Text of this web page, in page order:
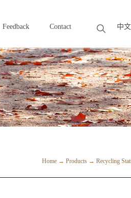
中
Feedback
Feedback
Contact
Contact
Home → Products → Recycling